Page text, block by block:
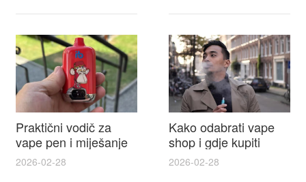
recenzijama i
i najboljim ponudama
Praktični vodič za
vape pen i miješanje
e tekućina za sigurnije
punjenje i bolje okuse
2026-02-28
Kako odabrati vape
shop i gdje kupiti
Disposable Vapes uz
najbolje cijene
2026-02-28